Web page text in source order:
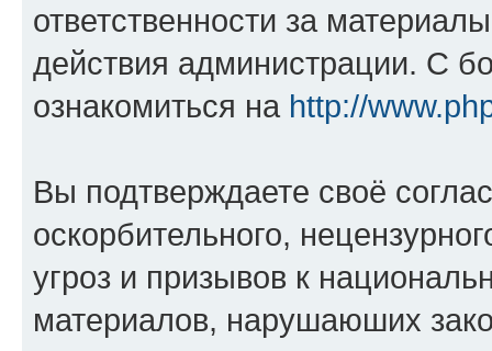
ответственности за
действия администрации. С
ознакомиться на http://
Вы подтверждаете своё
оскорбительного,
угроз и призывов к
материалов, нарушаюших